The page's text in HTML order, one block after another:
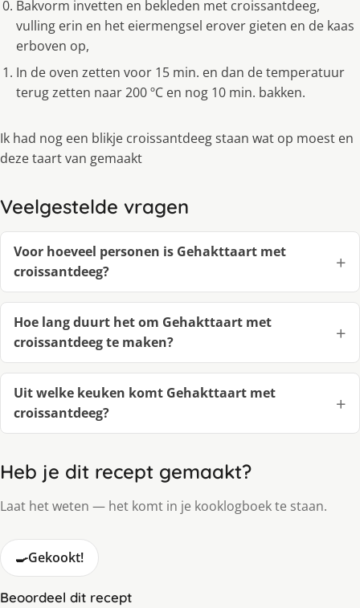
Bakvorm invetten en bekleden met croissantdeeg,
vulling erin en het eiermengsel erover gieten en de kaas
erboven op,
In de oven zetten voor 15 min. en dan de temperatuur
terug zetten naar 200 ºC en nog 10 min. bakken.
Ik had nog een blikje croissantdeeg staan wat op moest en
deze taart van gemaakt
Veelgestelde vragen
Voor hoeveel personen is Gehakttaart met
croissantdeeg?
Hoe lang duurt het om Gehakttaart met
croissantdeeg te maken?
Uit welke keuken komt Gehakttaart met
croissantdeeg?
Heb je dit recept gemaakt?
Laat het weten — het komt in je kooklogboek te staan.
🍳Gekookt!
Beoordeel dit recept